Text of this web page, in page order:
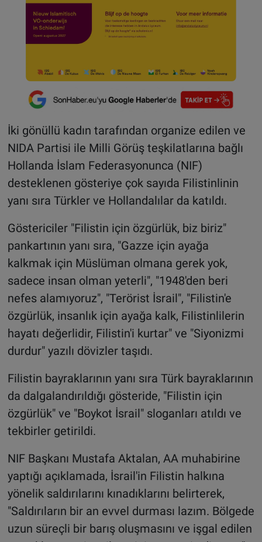
İki gönüllü kadın tarafından organize edilen ve
NIDA Partisi ile Milli Görüş teşkilatlarına bağlı
Hollanda İslam Federasyonunca (NIF)
desteklenen gösteriye çok sayıda Filistinlinin
yanı sıra Türkler ve Hollandalılar da katıldı.
Göstericiler "Filistin için özgürlük, biz biriz"
pankartının yanı sıra, "Gazze için ayağa
kalkmak için Müslüman olmana gerek yok,
sadece insan olman yeterli", "1948'den beri
nefes alamıyoruz", "Terörist İsrail", "Filistin'e
özgürlük, insanlık için ayağa kalk, Filistinlilerin
hayatı değerlidir, Filistin'i kurtar" ve "Siyonizmi
durdur" yazılı dövizler taşıdı.
Filistin bayraklarının yanı sıra Türk bayraklarının
da dalgalandırıldığı gösteride, "Filistin için
özgürlük" ve "Boykot İsrail" sloganları atıldı ve
tekbirler getirildi.
NIF Başkanı Mustafa Aktalan, AA muhabirine
yaptığı açıklamada, İsrail'in Filistin halkına
yönelik saldırılarını kınadıklarını belirterek,
"Saldırıların bir an evvel durması lazım. Bölgede
uzun süreçli bir barış oluşmasını ve işgal edilen